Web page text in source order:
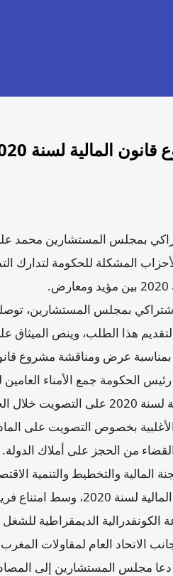
بمجلس المستشارين محمد
بمجلس المستشارين،
هذا الطلب، وينص الميثاق
بمناسبة عرض ومناقشة مشروع
الحكومة جمع الأمناء العامين
عرض مشروع قانون المالية لسنة
بخصوص التصويت على المادة 9 من
من الحجز على أملاك الدولة.
والتخطيط والتنمية
التاسعة من مشروع قانون
الديمقراطية للشغل
الاتحاد العام لمقاولات
مجلس المستشارين إلى